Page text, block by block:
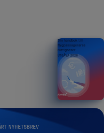
NYHETSBREV
Din handbok till
flygpassagerares
rättigheter
UTGÅVA 2026